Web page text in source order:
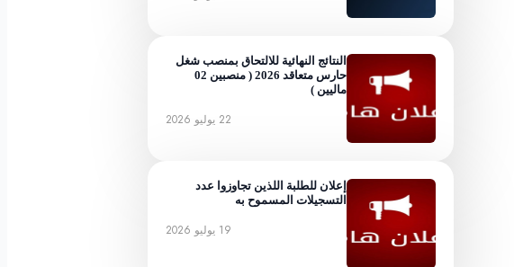
النتائج النهائية للالتحاق بمنصب شغل
حارس متعاقد 2026 ( منصبين 02
ماليين )
22 يوليو 2026
إعلان للطلبة اللذين تجاوزوا عدد
التسجيلات المسموح به
19 يوليو 2026